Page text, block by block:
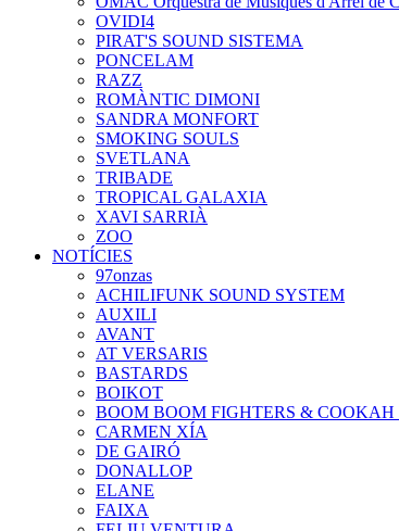
OVIDI4
PIRAT'S SOUND SISTEMA
PONCELAM
RAZZ
ROMÀNTIC DIMONI
SANDRA MONFORT
SMOKING SOULS
SVETLANA
TRIBADE
TROPICAL GALAXIA
XAVI SARRIÀ
ZOO
NOTÍCIES
97onzas
ACHILIFUNK SOUND SYSTEM
AUXILI
AVANT
AT VERSARIS
BASTARDS
BOIKOT
BOOM BOOM FIGHTERS & COOKAH
CARMEN XÍA
DE GAIRÓ
DONALLOP
ELANE
FAIXA